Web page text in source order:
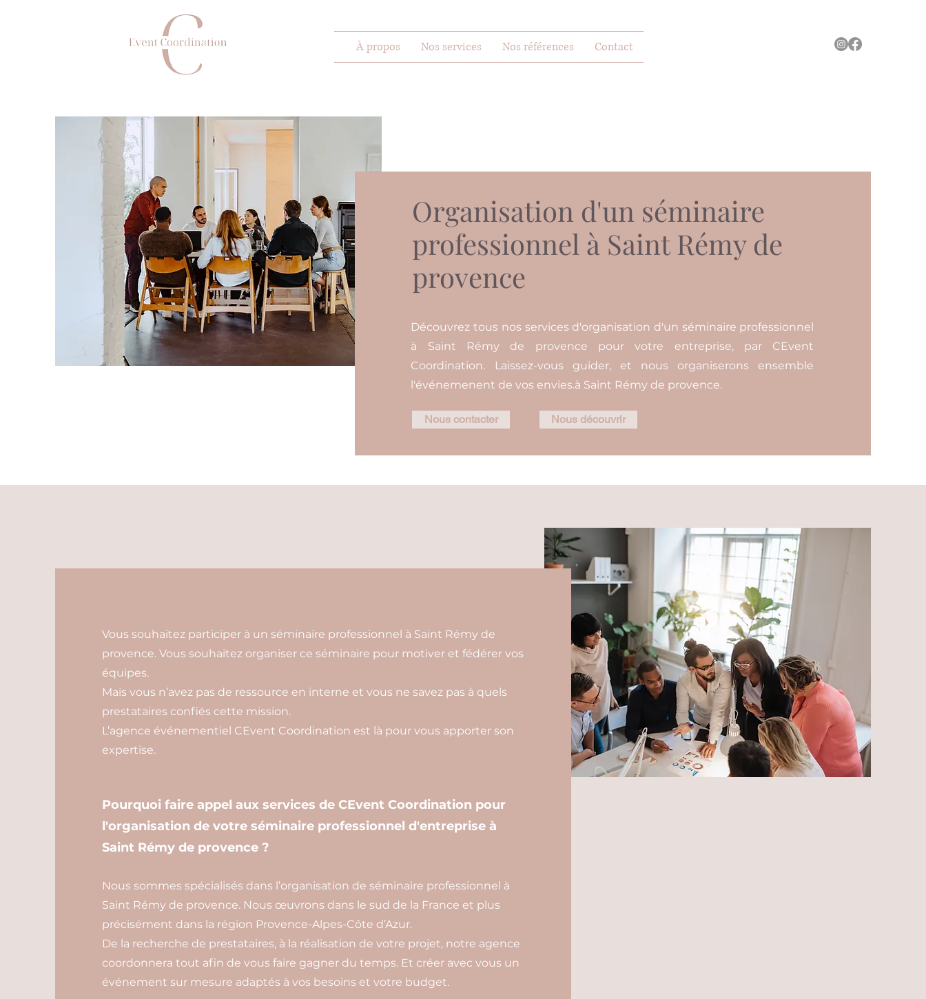
À propos Nos services Nos références Contact
Organisation d'un séminaire
professionnel à Saint Rémy de
provence
Découvrez tous nos services d'organisation d'un séminaire professionnel
à Saint Rémy de provence pour votre entreprise, par CEvent
Coordination. Laissez-vous guider, et nous organiserons ensemble
l'événemenent de vos envies.à Saint Rémy de provence.
Nous contacter Nous découvrir
Vous souhaitez participer à un séminaire professionnel à Saint Rémy de
provence. Vous souhaitez organiser ce séminaire pour motiver et fédérer vos
équipes.
Mais vous n’avez pas de ressource en interne et vous ne savez pas à quels
prestataires confiés cette mission.
L’agence événementiel CEvent Coordination est là pour vous apporter son
expertise.
Pourquoi faire appel aux services de CEvent Coordination pour
l'organisation de votre séminaire professionnel d'entreprise à
Saint Rémy de provence ?
Nous sommes spécialisés dans l’organisation de séminaire professionnel à
Saint Rémy de provence. Nous œuvrons dans le sud de la France et plus
précisément dans la région Provence-Alpes-Côte d’Azur.
De la recherche de prestataires, à la réalisation de votre projet, notre agence
coordonnera tout afin de vous faire gagner du temps. Et créer avec vous un
événement sur mesure adaptés à vos besoins et votre budget.